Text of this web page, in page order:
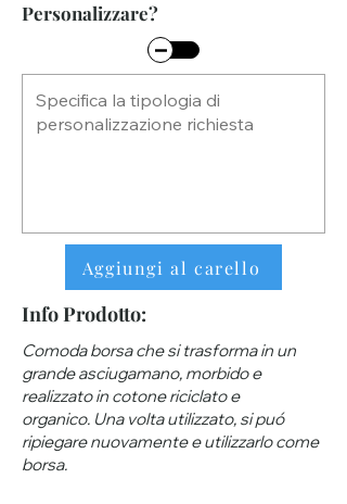
Personalizzare?
Aggiungi al carello
Info Prodotto:
Comoda borsa che si trasforma in un
grande asciugamano, morbido e
realizzato in cotone riciclato e
organico. Una volta utilizzato, si puó
ripiegare nuovamente e utilizzarlo come
borsa.